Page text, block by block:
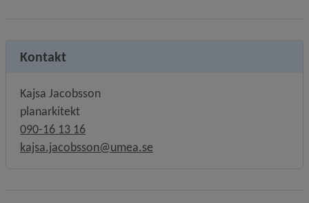
Kontakt
Kajsa Jacobsson
planarkitekt
090-16 13 16
kajsa.jacobsson@umea.se